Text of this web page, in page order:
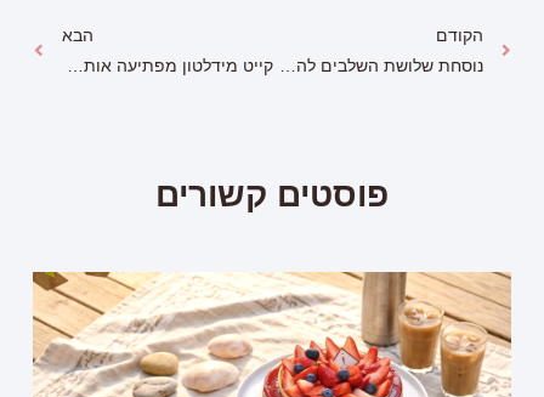
הקודם
נוסחת שלושת השלבים להצלחה
הבא
קייט מידלטון מפתיעה אותנו בסטייל שלה
פוסטים קשורים